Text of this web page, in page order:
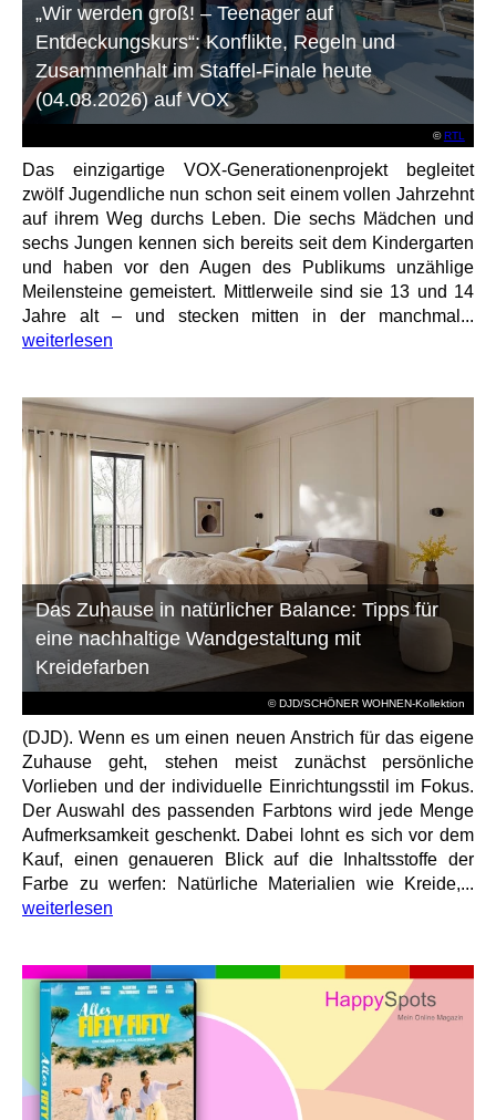
©RTL
„Wir werden groß! – Teenager auf
Entdeckungskurs“: Konflikte, Regeln und
Zusammenhalt im Staffel-Finale heute
(04.08.2026) auf VOX
Das einzigartige VOX-Generationenprojekt begleitet
zwölf Jugendliche nun schon seit einem vollen Jahrzehnt
auf ihrem Weg durchs Leben. Die sechs Mädchen und
sechs Jungen kennen sich bereits seit dem Kindergarten
und haben vor den Augen des Publikums unzählige
Meilensteine gemeistert. Mittlerweile sind sie 13 und 14
Jahre alt – und stecken mitten in der manchmal...
weiterlesen
© DJD/SCHÖNER WOHNEN-Kollektion
Das Zuhause in natürlicher Balance: Tipps für
eine nachhaltige Wandgestaltung mit
Kreidefarben
(DJD). Wenn es um einen neuen Anstrich für das eigene
Zuhause geht, stehen meist zunächst persönliche
Vorlieben und der individuelle Einrichtungsstil im Fokus.
Der Auswahl des passenden Farbtons wird jede Menge
Aufmerksamkeit geschenkt. Dabei lohnt es sich vor dem
Kauf, einen genaueren Blick auf die Inhaltsstoffe der
Farbe zu werfen: Natürliche Materialien wie Kreide,...
weiterlesen